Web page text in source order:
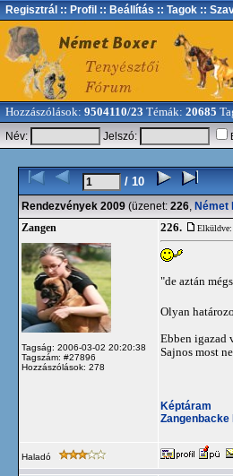
Regisztrál :: Profil :: Beállítás :: Tagok ::
Hozzászólások: 9504110/23 Témák: 20685
Név:
Jelszó:
/ 10
Rendezvények 2009 (üzenet: 226, Német
Zangen
Tagság: 2006-03-02 20:20:38
Tagszám: #27896
Hozzászólások: 278
226. Elküldve:
"de aztán
Olyan
Ebben igazad
Sajnos most
Képtáram
Zangenbacke
Haladó